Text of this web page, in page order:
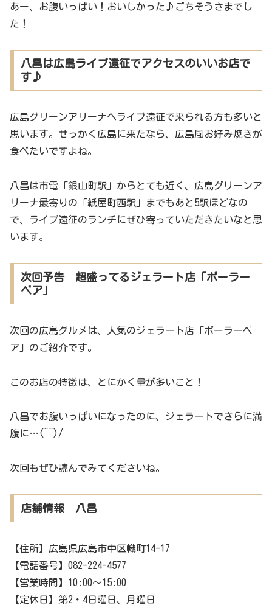
あー、お腹いっぱい！おいしかった♪ごちそうさまでし
た！
八昌は広島ライブ遠征でアクセスのいいお店で
す♪
広島グリーンアリーナへライブ遠征で来られる方も多いと
思います。せっかく広島に来たなら、広島風お好み焼きが
食べたいですよね。
八昌は市電「銀山町駅」からとても近く、広島グリーンア
リーナ最寄りの「紙屋町西駅」までもあと5駅ほどなの
で、ライブ遠征のランチにぜひ寄っていただきたいなと思
います。
次回予告 超盛ってるジェラート店「ポーラー
ベア」
次回の広島グルメは、人気のジェラート店「ポーラーベ
ア」のご紹介です。
このお店の特徴は、とにかく量が多いこと！
八昌でお腹いっぱいになったのに、ジェラートでさらに満
腹に…(^^)/
次回もぜひ読んでみてくださいね。
店舗情報 八昌
【住所】広島県広島市中区幟町14-17
【電話番号】082-224-4577
【営業時間】10:00～15:00
【定休日】第2・4日曜日、月曜日